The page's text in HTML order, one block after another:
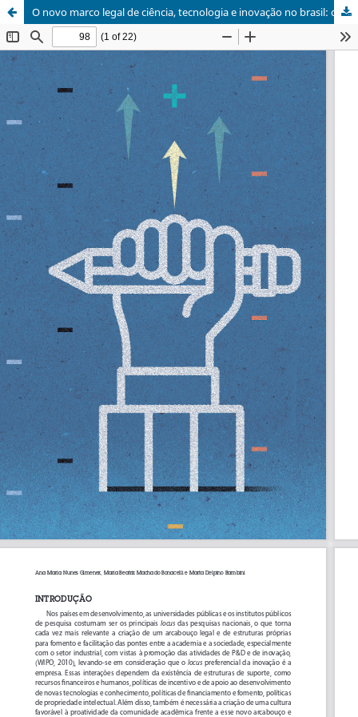
O novo marco legal de ciência, tecnologia e inovação no brasil: desafios para a universidade